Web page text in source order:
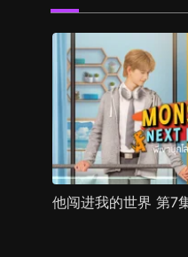
他闯进我的世界 第7